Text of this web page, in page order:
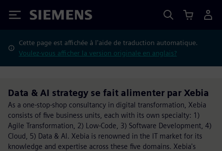
Siemens
Cette page est affichée à l'aide de traduction automatique.
Voulez-vous afficher la version originale en anglais?
Data & AI strategy se fait alimenter par Xebia
As a one-stop-shop consultancy in digital transformation, Xebia
consists of five business units, each with its own specialty: 1)
Agile Transformation, 2) Low-Code, 3) Software Development, 4)
Cloud, 5) Data & AI. Xebia is renowned in the IT market for its
knowledge and expertise across these five domains. Xebia's